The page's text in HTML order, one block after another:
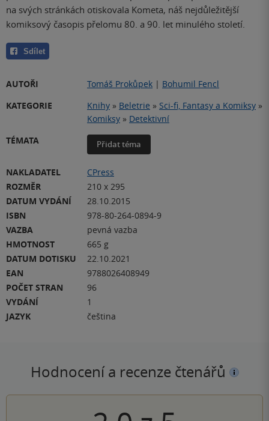
na svých stránkách otiskovala Kometa, náš nejdůležitější
komiksový časopis přelomu 80. a 90. let minulého století.
Sdílet
AUTOŘI Tomáš Prokůpek | Bohumil Fencl
KATEGORIE
Knihy » Beletrie » Sci-fi, Fantasy a Komiksy »
Komiksy » Detektivní
TÉMATA
Přidat téma
NAKLADATEL
CPress
ROZMĚR
210 x 295
DATUM VYDÁNÍ
28.10.2015
ISBN
978-80-264-0894-9
VAZBA
pevná vazba
HMOTNOST
665 g
DATUM DOTISKU
22.10.2021
EAN
9788026408949
POČET STRAN
96
VYDÁNÍ
1
JAZYK
čeština
Hodnocení a recenze čtenářů